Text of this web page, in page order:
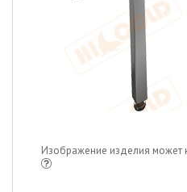
Изображение изделия может